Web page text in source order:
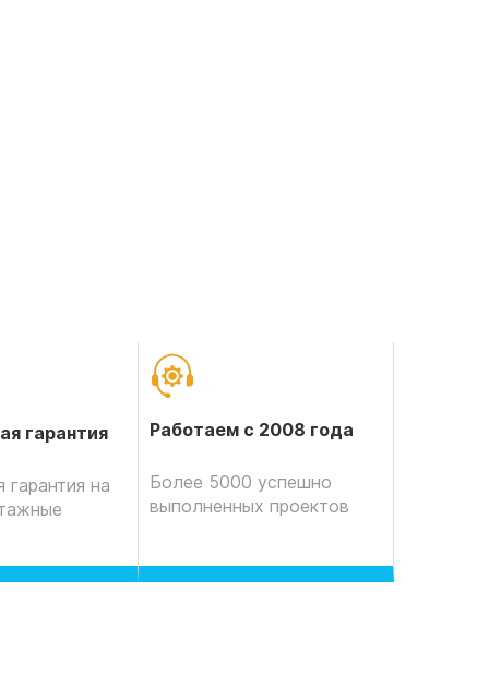
гарантия
гарантия на
Работаем с 2008 года
Более 5000 успешно
выполненных проектов